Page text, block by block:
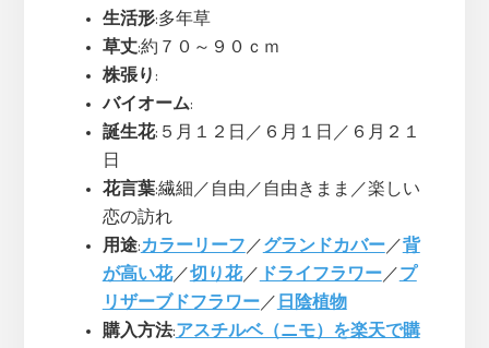
生活形:多年草
草丈:約７０～９０ｃｍ
株張り :
バイオーム:
誕生花:５月１２日／６月１日／６月２１
日
花言葉:繊細／自由／自由きまま／楽しい
恋の訪れ
用途:カラーリーフ ／グランドカバー／背
が高い花／切り花／ ドライフラワー／プ
リザーブドフラワー／ 日陰植物
購入方法:アスチルベ（ニモ）を楽天で購